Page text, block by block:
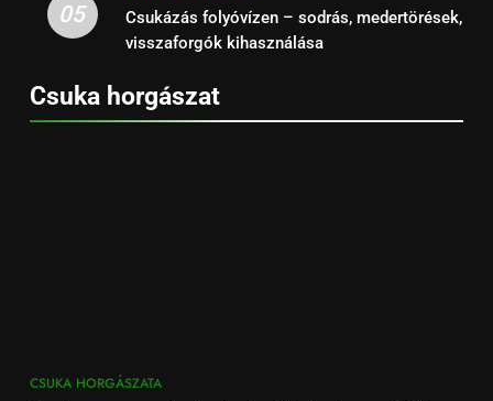
05
Csukázás folyóvízen – sodrás, medertörések,
visszaforgók kihasználása
Csuka horgászat
CSUKA HORGÁSZATA